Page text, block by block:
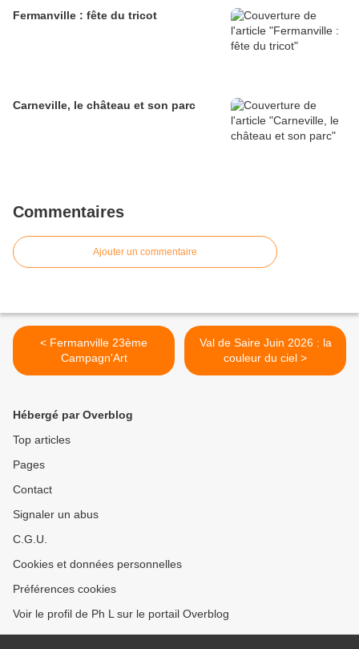
Fermanville : fête du tricot
Carneville, le château et son parc
Commentaires
Ajouter un commentaire
< Fermanville 23ème
Campagn'Art
Val de Saire Juin 2026 : la
couleur du ciel >
Hébergé par Overblog
Top articles
Pages
Contact
Signaler un abus
C.G.U.
Cookies et données personnelles
Préférences cookies
Voir le profil de Ph L sur le portail Overblog